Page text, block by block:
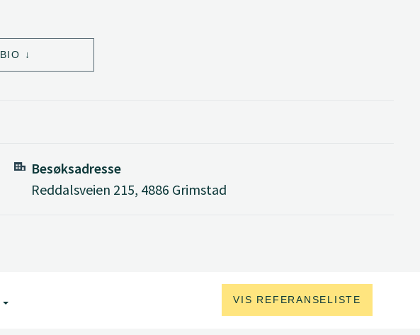
Besøksadresse
Reddalsveien 215, 4886 Grimstad
VIS REFERANSELISTE